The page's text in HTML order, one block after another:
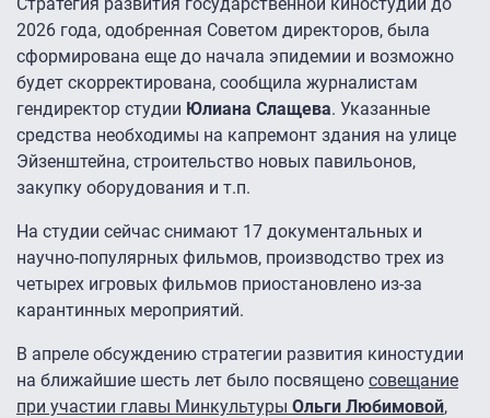
Стратегия развития государственной киностудии до
2026 года, одобренная Советом директоров, была
сформирована еще до начала эпидемии и возможно
будет скорректирована, сообщила журналистам
гендиректор студии Юлиана Слащева. Указанные
средства необходимы на капремонт здания на улице
Эйзенштейна, строительство новых павильонов,
закупку оборудования и т.п.
На студии сейчас снимают 17 документальных и
научно-популярных фильмов, производство трех из
четырех игровых фильмов приостановлено из-за
карантинных мероприятий.
В апреле обсуждению стратегии развития киностудии
на ближайшие шесть лет было посвящено совещание
при участии главы Минкультуры Ольги Любимовой,